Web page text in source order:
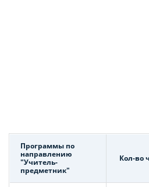
Программы по
направлению
"Учитель-
предметник"
Кол-во